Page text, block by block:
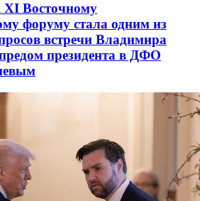
XI Восточному
форуму стала одним из
встречи Владимира
президента в ДФО